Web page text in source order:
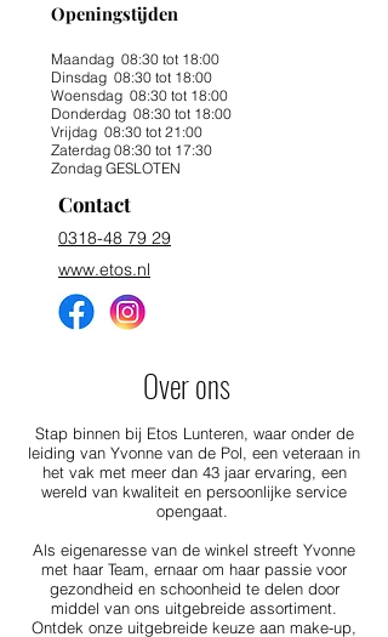
Openingstijden
Maandag 08:30 tot 18:00
Dinsdag 08:30 tot 18:00
Woensdag 08:30 tot 18:00
Donderdag 08:30 tot 18:00
Vrijdag 08:30 tot 21:00
Zaterdag 08:30 tot 17:30
Zondag GESLOTEN
Contact
0318-48 79 29
www.etos.nl
Over ons
Stap binnen bij Etos Lunteren, waar onder de
leiding van Yvonne van de Pol, een veteraan in
het vak met meer dan 43 jaar ervaring, een
wereld van kwaliteit en persoonlijke service
opengaat.
Als eigenaresse van de winkel streeft Yvonne
met haar Team, ernaar om haar passie voor
gezondheid en schoonheid te delen door
middel van ons uitgebreide assortiment.
Ontdek onze uitgebreide keuze aan make-up,